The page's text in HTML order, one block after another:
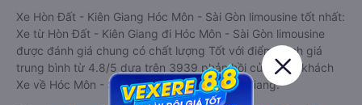
Xe Hòn Đất - Kiên Giang Hóc Môn - Sài Gòn limousine tốt nhất:
Xe từ Hòn Đất - Kiên Giang đi Hóc Môn - Sài Gòn limousine
được đánh giá chung có chất lượng Tốt với điểm đánh giá
trung bình từ 4.8/5 dựa trên 3939 phản hồi của hành khách
Xe về Hóc Môn - Sài Gòn từ Hòn Đất - Kiên Giang.